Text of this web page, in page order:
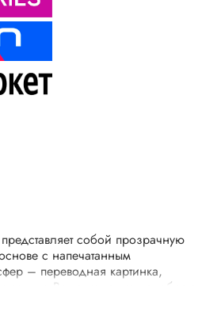
собой прозрачную
с напечатанным
– переводная картинка,
Ваше изделие приобретет
Трансферной бумагой